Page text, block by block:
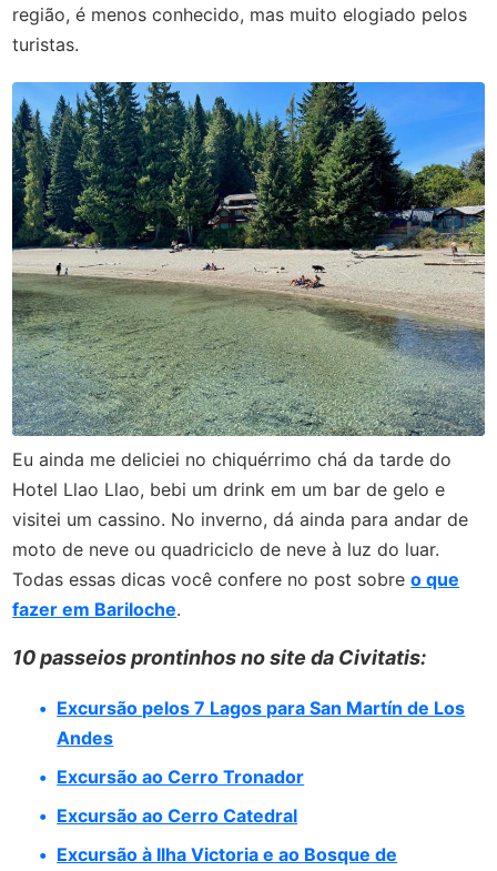
região, é menos conhecido, mas muito elogiado pelos
turistas.
Eu ainda me deliciei no chiquérrimo chá da tarde do
Hotel Llao Llao, bebi um drink em um bar de gelo e
visitei um cassino. No inverno, dá ainda para andar de
moto de neve ou quadriciclo de neve à luz do luar.
Todas essas dicas você confere no post sobreo que
fazer em Bariloche.
10 passeios prontinhos no site da Civitatis:
Excursão pelos 7 Lagos para San Martín de Los
Andes
Excursão ao Cerro Tronador
Excursão ao Cerro Catedral
Excursão à Ilha Victoria e ao Bosque de